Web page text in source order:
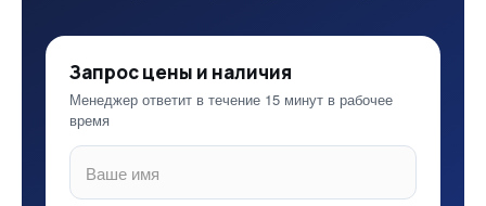
Запрос цены и наличия
Менеджер ответит в течение 15 минут в рабочее
время